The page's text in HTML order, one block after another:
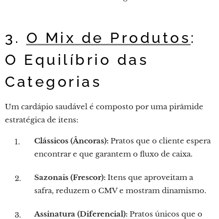
3. O Mix de Produtos :
O Equilíbrio das
Categorias
Um cardápio saudável é composto por uma pirâmide
estratégica de itens:
Clássicos (Âncoras): Pratos que o cliente espera
encontrar e que garantem o fluxo de caixa.
Sazonais (Frescor): Itens que aproveitam a
safra, reduzem o CMV e mostram dinamismo.
Assinatura (Diferencial): Pratos únicos que o